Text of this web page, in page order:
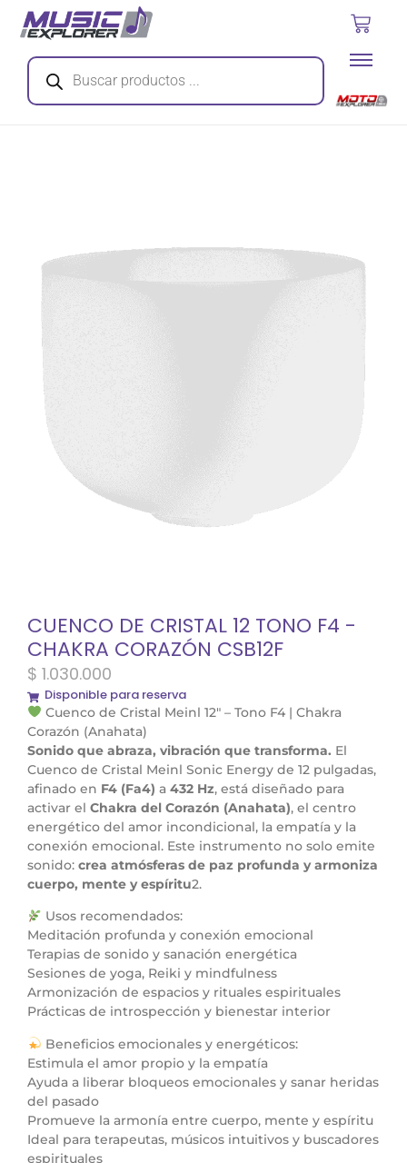
CUENCO DE CRISTAL 12 TONO F4 -
CHAKRA CORAZÓN CSB12F
$ 1.030.000
Disponible para reserva
Cuenco de Cristal Meinl 12″ – Tono F4 | Chakra
Corazón (Anahata)
Sonido que abraza, vibración que transforma. El
Cuenco de Cristal Meinl Sonic Energy de 12 pulgadas,
afinado en F4 (Fa4) a 432 Hz, está diseñado para
activar el Chakra del Corazón (Anahata), el centro
energético del amor incondicional, la empatía y la
conexión emocional. Este instrumento no solo emite
sonido: crea atmósferas de paz profunda y armoniza
cuerpo, mente y espíritu2.
Usos recomendados:
Meditación profunda y conexión emocional
Terapias de sonido y sanación energética
Sesiones de yoga, Reiki y mindfulness
Armonización de espacios y rituales espirituales
Prácticas de introspección y bienestar interior
Beneficios emocionales y energéticos:
Estimula el amor propio y la empatía
Ayuda a liberar bloqueos emocionales y sanar heridas
del pasado
Promueve la armonía entre cuerpo, mente y espíritu
Ideal para terapeutas, músicos intuitivos y buscadores
espirituales